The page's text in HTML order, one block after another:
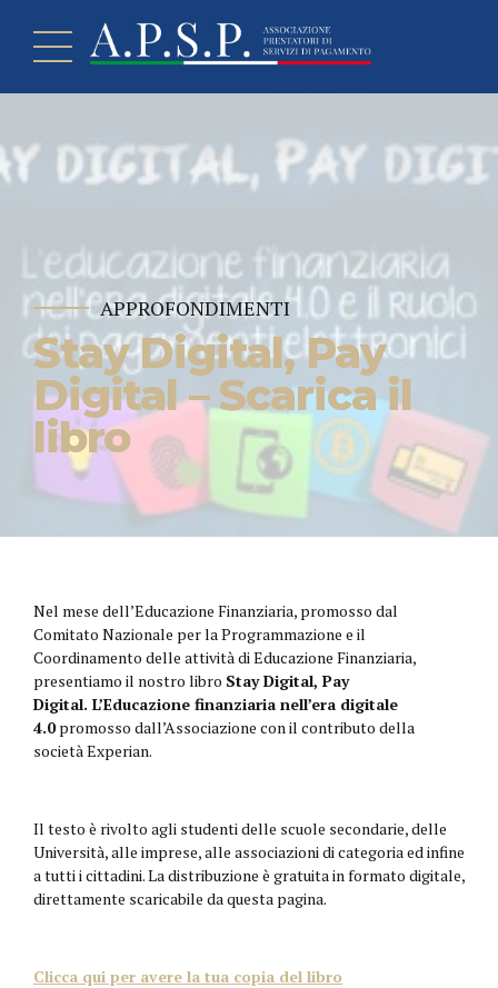
APPROFONDIMENTI
Stay Digital, Pay
Digital – Scarica il
libro
Nel mese dell’Educazione Finanziaria, promosso dal
Comitato Nazionale per la Programmazione e il
Coordinamento delle attività di Educazione Finanziaria,
presentiamo il nostro libro Stay Digital, Pay
Digital. L’Educazione finanziaria nell’era digitale
4.0promosso dall’Associazione con il contributo della
società Experian.
Il testo è rivolto agli studenti delle scuole secondarie, delle
Università, alle imprese, alle associazioni di categoria ed infine
a tutti i cittadini. La distribuzione è gratuita in formato digitale,
direttamente scaricabile da questa pagina.
Clicca qui per avere la tua copia del libro